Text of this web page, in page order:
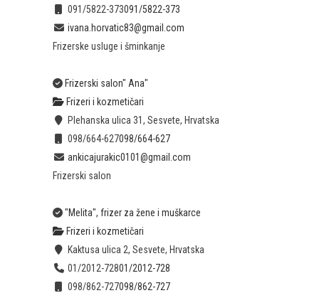
091/5822-373091/5822-373
ivana.horvatic83@gmail.com
Frizerske usluge i šminkanje
Frizerski salon" Ana"
Frizeri i kozmetičari
Plehanska ulica 31, Sesvete, Hrvatska
098/664-627098/664-627
ankicajurakic0101@gmail.com
Frizerski salon
"Melita", frizer za žene i muškarce
Frizeri i kozmetičari
Kaktusa ulica 2, Sesvete, Hrvatska
01/2012-72801/2012-728
098/862-727098/862-727